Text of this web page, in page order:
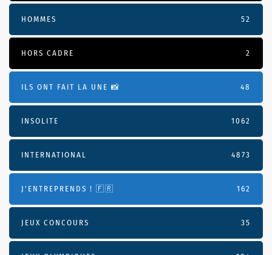
HOMMES 52
HORS CADRE 2
ILS ONT FAIT LA UNE 📸 48
INSOLITE 1062
INTERNATIONAL 4873
J'ENTREPRENDS ! 🇫🇷 162
JEUX CONCOURS 35